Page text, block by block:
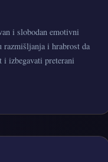
i slobodan emotivni
razmišljanja i hrabrost da
i izbegavati preterani